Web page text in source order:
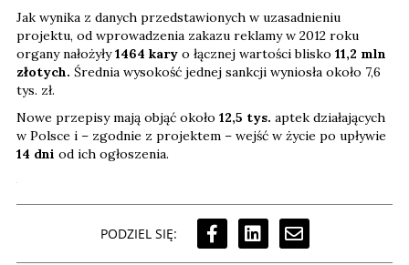
Jak wynika z danych przedstawionych w uzasadnieniu
projektu, od wprowadzenia zakazu reklamy w 2012 roku
organy nałożyły1464 kary o łącznej wartości blisko 11,2 mln
złotych. Średnia wysokość jednej sankcji wyniosła około 7,6
tys. zł.
Nowe przepisy mają objąć około 12,5 tys. aptek działających
w Polsce i – zgodnie z projektem – wejść w życie po upływie
14 dni od ich ogłoszenia.
PODZIEL SIĘ: